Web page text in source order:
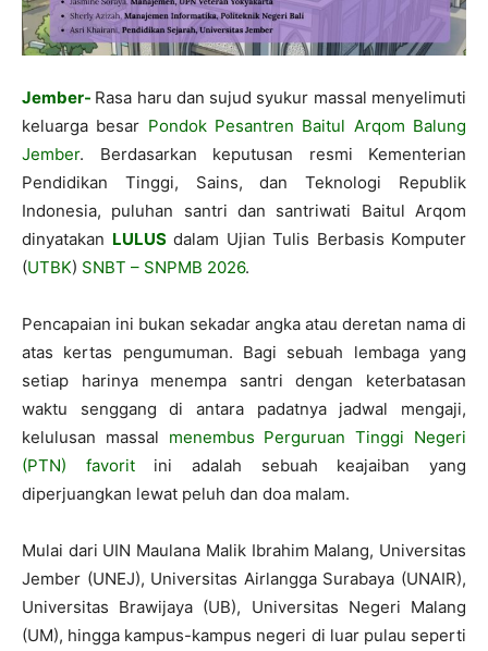
Jember- Rasa haru dan sujud syukur massal menyelimuti
keluarga besar Pondok Pesantren Baitul Arqom Balung
Jember. Berdasarkan keputusan resmi Kementerian
Pendidikan Tinggi, Sains, dan Teknologi Republik
Indonesia, puluhan santri dan santriwati Baitul Arqom
dinyatakan LULUSdalam Ujian Tulis Berbasis Komputer
(UTBK) SNBT – SNPMB 2026.
Pencapaian ini bukan sekadar angka atau deretan nama di
atas kertas pengumuman. Bagi sebuah lembaga yang
setiap harinya menempa santri dengan keterbatasan
waktu senggang di antara padatnya jadwal mengaji,
kelulusan massal menembus Perguruan Tinggi Negeri
(PTN) favoritini adalah sebuah keajaiban yang
diperjuangkan lewat peluh dan doa malam.
Mulai dari UIN Maulana Malik Ibrahim Malang, Universitas
Jember (UNEJ), Universitas Airlangga Surabaya (UNAIR),
Universitas Brawijaya (UB), Universitas Negeri Malang
(UM), hingga kampus-kampus negeri di luar pulau seperti